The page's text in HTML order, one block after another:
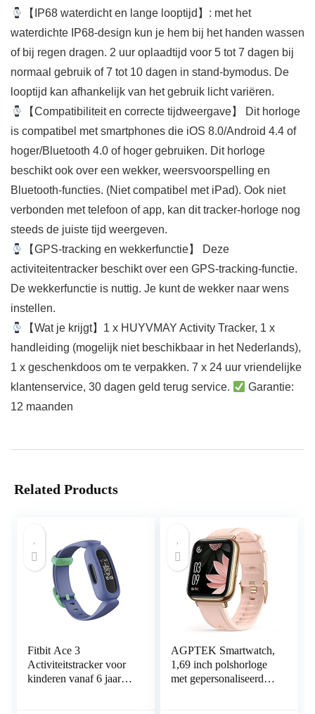
【IP68 waterdicht en lange looptijd】: met het
waterdichte IP68-design kun je hem bij het handen wassen
of bij regen dragen. 2 uur oplaadtijd voor 5 tot 7 dagen bij
normaal gebruik of 7 tot 10 dagen in stand-bymodus. De
looptijd kan afhankelijk van het gebruik licht variëren.
【Compatibiliteit en correcte tijdweergave】 Dit horloge
is compatibel met smartphones die iOS 8.0/Android 4.4 of
hoger/Bluetooth 4.0 of hoger gebruiken. Dit horloge
beschikt ook over een wekker, weersvoorspelling en
Bluetooth-functies. (Niet compatibel met iPad). Ook niet
verbonden met telefoon of app, kan dit tracker-horloge nog
steeds de juiste tijd weergeven.
【GPS-tracking en wekkerfunctie】 Deze
activiteitentracker beschikt over een GPS-tracking-functie.
De wekkerfunctie is nuttig. Je kunt de wekker naar wens
instellen.
【Wat je krijgt】1 x HUYVMAY Activity Tracker, 1 x
handleiding (mogelijk niet beschikbaar in het Nederlands),
1 x geschenkdoos om te verpakken. 7 x 24 uur vriendelijke
klantenservice, 30 dagen geld terug service.
Garantie:
12 maanden
Related Products
Fitbit Ace 3
Activiteitstracker voor
kinderen vanaf 6 jaar.
AGPTEK Smartwatch,
1,69 inch polshorloge
met gepersonaliseerd